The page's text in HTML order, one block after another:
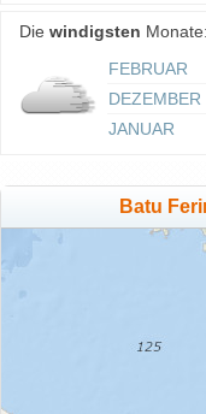
Die windigsten Monate:
FEBRUAR
DEZEMBER
JANUAR
Batu